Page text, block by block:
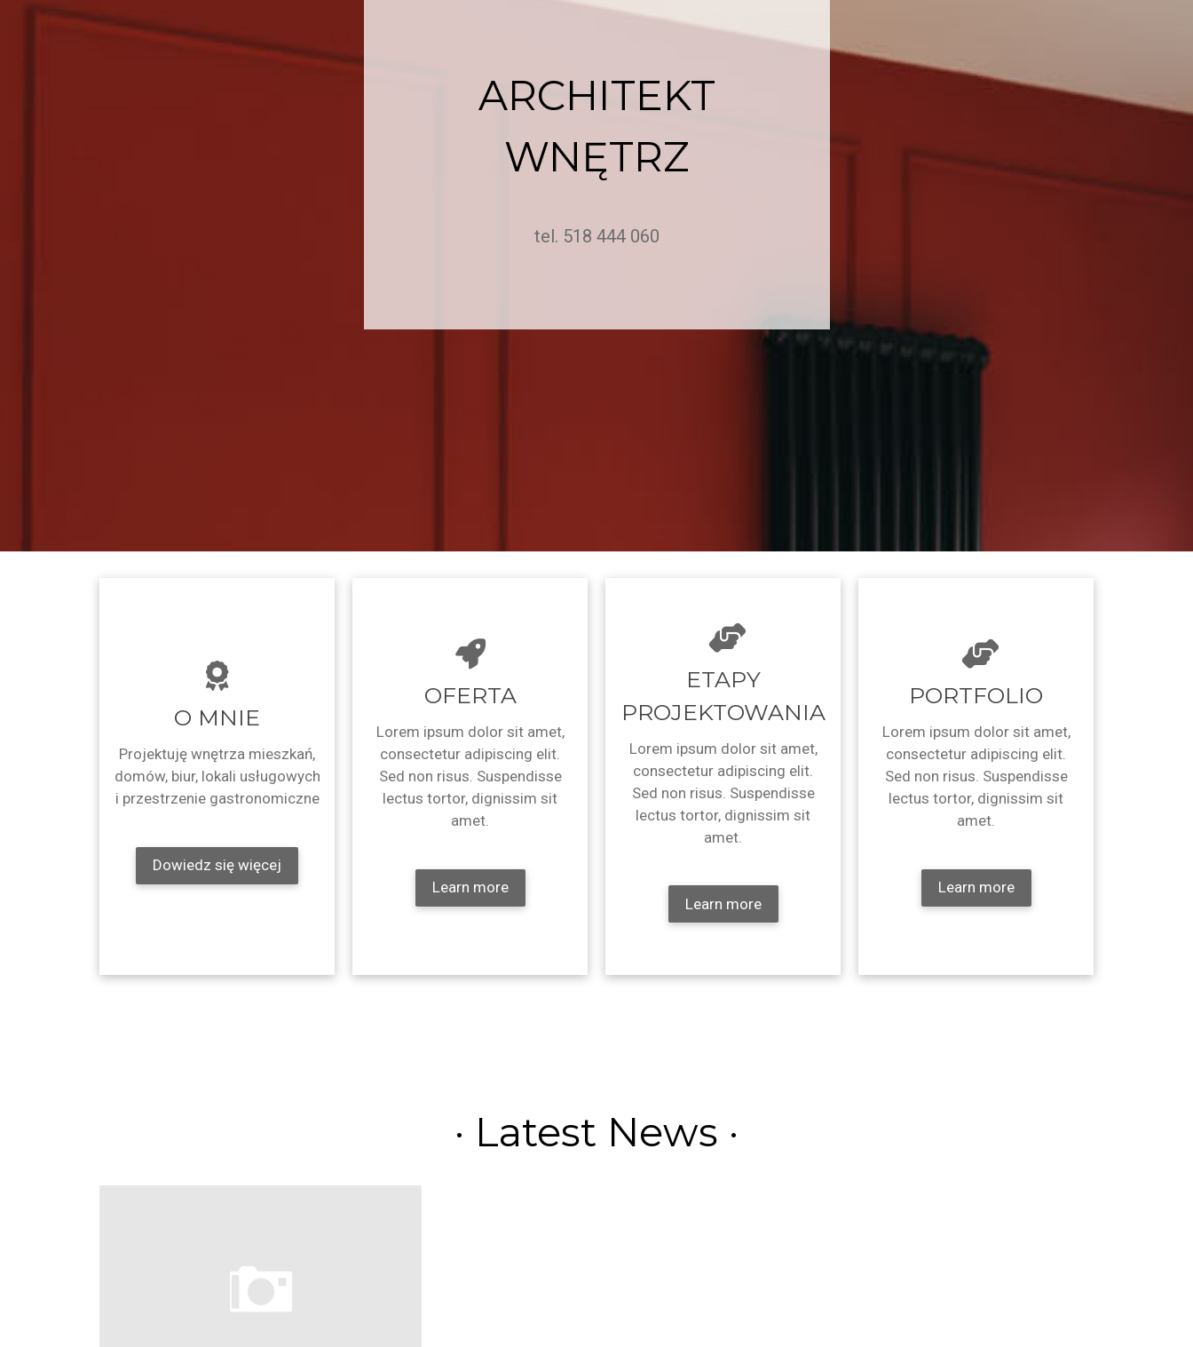
ARCHITEKT
WNĘTRZ
tel. 518 444 060
O MNIE
Projektuję wnętrza mieszkań,
domów, biur, lokali usługowych
i przestrzenie gastronomiczne
Dowiedz się więcej
OFERTA
Lorem ipsum dolor sit amet,
consectetur adipiscing elit.
Sed non risus. Suspendisse
lectus tortor, dignissim sit
amet.
Learn more
ETAPY
PROJEKTOWANIA
Lorem ipsum dolor sit amet,
consectetur adipiscing elit.
Sed non risus. Suspendisse
lectus tortor, dignissim sit
amet.
Learn more
PORTFOLIO
Lorem ipsum dolor sit amet,
consectetur adipiscing elit.
Sed non risus. Suspendisse
lectus tortor, dignissim sit
amet.
Learn more
· Latest News ·